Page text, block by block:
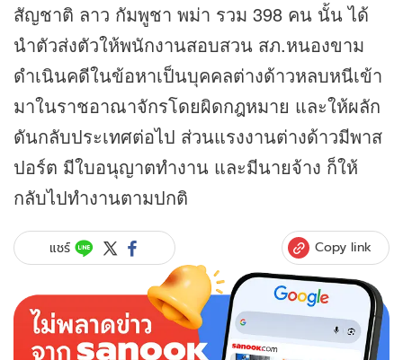
สัญชาติ ลาว กัมพูชา พม่า รวม 398 คน นั้น ได้
นำตัวส่งตัวให้พนักงานสอบสวน สภ.หนองขาม
ดำเนินคดีในข้อหาเป็นบุคคลต่างด้าวหลบหนีเข้า
มาในราชอาณาจักรโดยผิดกฎหมาย และให้ผลัก
ดันกลับประเทศต่อไป ส่วนแรงงานต่างด้าวมีพาส
ปอร์ต มีใบอนุญาตทำงาน และมีนายจ้าง ก็ให้
กลับไปทำงานตามปกติ
แชร์ Copy link